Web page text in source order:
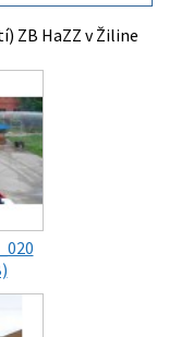
ZB HaZZ v Žiline